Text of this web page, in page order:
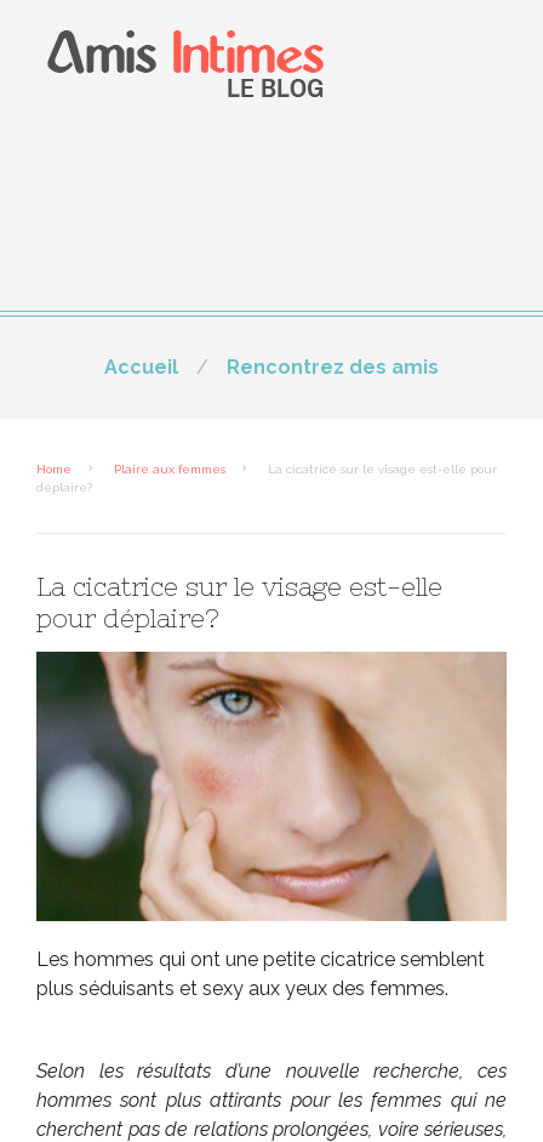
Accueil Rencontrez des amis
Home Plaire aux femmes
La cicatrice sur le visage est-elle pour
déplaire?
La cicatrice sur le visage est-elle
pour déplaire?
Les hommes qui ont une petite cicatrice semblent
plus séduisants et sexy aux yeux des femmes.
Selon les résultats d’une nouvelle recherche, ces
hommes sont plus attirants pour les femmes qui ne
cherchent pas de relations prolongées, voire sérieuses,